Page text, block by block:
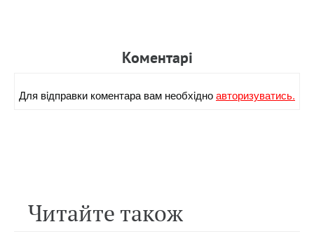
Коментарi
Для вiдправки коментара вам необхiдноавторизуватись.
Читайте також